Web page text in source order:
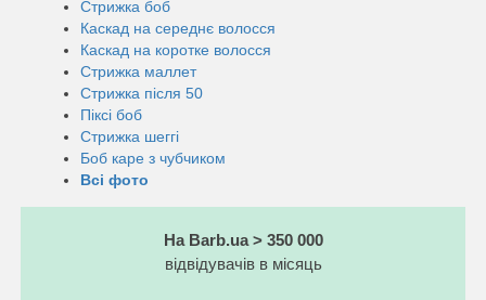
Стрижка боб
Каскад на середнє волосся
Каскад на коротке волосся
Стрижка маллет
Стрижка після 50
Піксі боб
Стрижка шеггі
Боб каре з чубчиком
Всі фото
На Barb.ua > 350 000
відвідувачів в місяць